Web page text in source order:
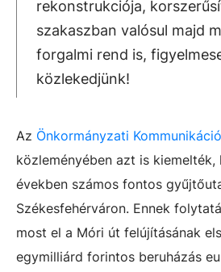
rekonstrukciója,
szakaszban valósul majd
forgalmi rend is,
közlekedjünk!
Az Önkormányzati
közleményében azt is kiemelték,
években számos fontos
Székesfehérváron. Ennek
most el a Móri út felújításának
egymilliárd forintos beruházás